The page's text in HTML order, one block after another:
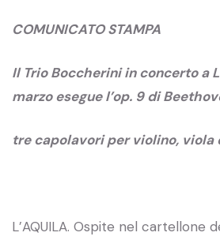
COMUNICATO STAMPA
Il Trio Boccherini in concerto a
marzo esegue l’op. 9 di
tre capolavori per violino, viola
L’AQUILA. Ospite nel cartellone